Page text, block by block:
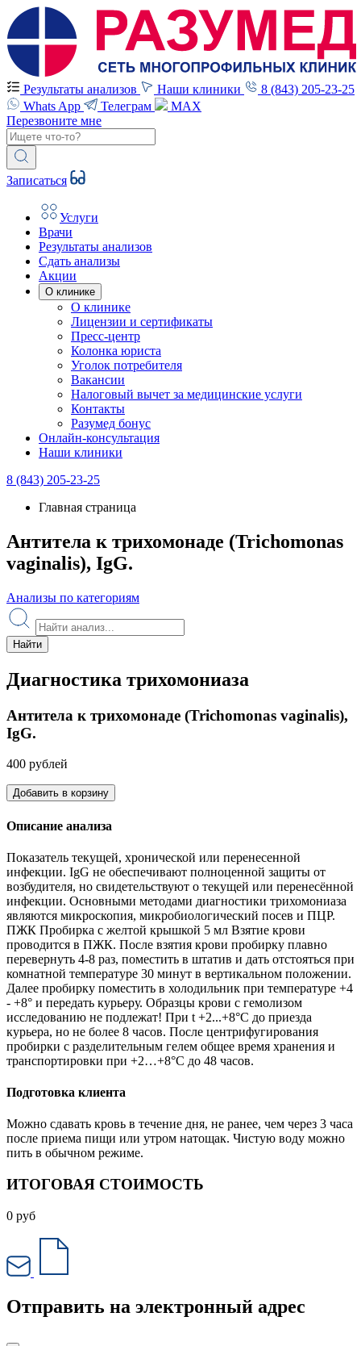
Результаты анализов Наши клиники
8 (843) 205-23-25
Whats App
Телеграм
MAX
Перезвоните мне
Записаться
Услуги
Врачи
Результаты анализов
Сдать анализы
Акции
О клинике
О клинике
Лицензии и сертификаты
Пресс-центр
Колонка юриста
Уголок потребителя
Вакансии
Налоговый вычет за медицинские услуги
Контакты
Разумед бонус
Онлайн-консультация
Наши клиники
8 (843) 205-23-25
Главная страница
Антитела к трихомонаде (Trichomonas
vaginalis), IgG.
Анализы по категориям
Найти
Диагностика трихомониаза
Антитела к трихомонаде (Trichomonas vaginalis),
IgG.
400 рублей
Добавить в корзину
Описание анализа
Показатель текущей, хронической или перенесенной
инфекции. IgG не обеспечивают полноценной защиты от
возбудителя, но свидетельствуют о текущей или перенесённой
инфекции. Основными методами диагностики трихомониаза
являются микроскопия, микробиологический посев и ПЦР.
ПЖК Пробирка с желтой крышкой 5 мл Взятие крови
проводится в ПЖК. После взятия крови пробирку плавно
перевернуть 4-8 раз, поместить в штатив и дать отстояться при
комнатной температуре 30 минут в вертикальном положении.
Далее пробирку поместить в холодильник при температуре +4
- +8° и передать курьеру. Образцы крови с гемолизом
исследованию не подлежат! При t +2...+8°С до приезда
курьера, но не более 8 часов. После центрифугирования
пробирки с разделительным гелем общее время хранения и
транспортировки при +2…+8°С до 48 часов.
Подготовка клиента
Можно сдавать кровь в течение дня, не ранее, чем через 3 часа
после приема пищи или утром натощак. Чистую воду можно
пить в обычном режиме.
ИТОГОВАЯ СТОИМОСТЬ
0 руб
Отправить на электронный адрес